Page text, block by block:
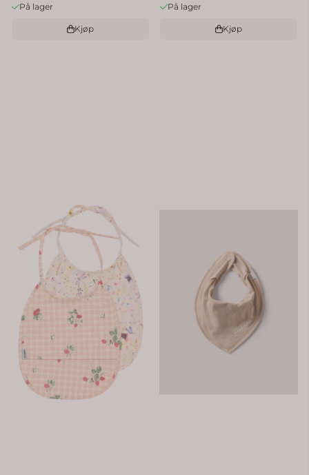
På lager
Kjøp
På lager
Kjøp